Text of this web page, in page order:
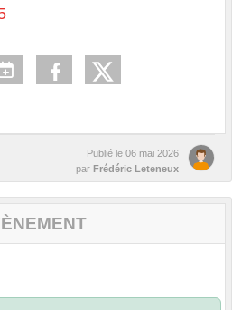
Publié le 06 mai 2026
par Frédéric Leteneux